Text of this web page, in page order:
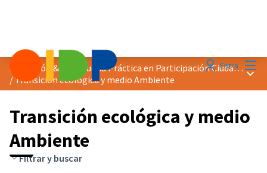
EntraDistinción &quot;Buena Práctica en Participación Ciudadana&quot; 2025
/Transición ecológica y medio Ambiente
Transición ecológica y medio
Ambiente
Filtrar y buscar